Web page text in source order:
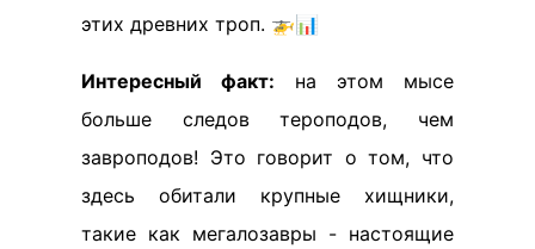
этих древних троп. 🚁📊
Интересный факт: на этом мысе
больше следов тероподов, чем
завроподов! Это говорит о том, что
здесь обитали крупные хищники,
такие как мегалозавры - настоящие